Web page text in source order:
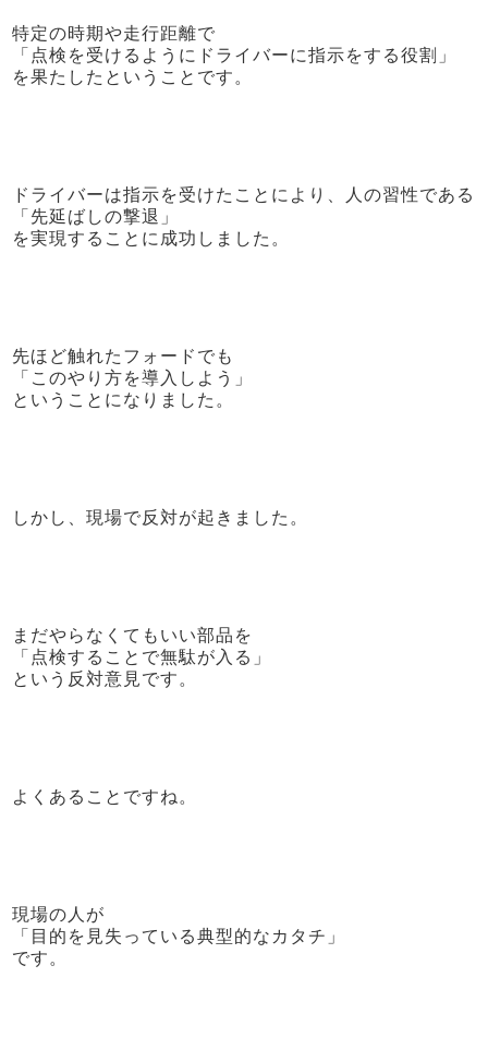
特定の時期や走行距離で
「点検を受けるようにドライバーに指示をする役割」
を果たしたということです。
ドライバーは指示を受けたことにより、人の習性である
「先延ばしの撃退」
を実現することに成功しました。
先ほど触れたフォードでも
「このやり方を導入しよう」
ということになりました。
しかし、現場で反対が起きました。
まだやらなくてもいい部品を
「点検することで無駄が入る」
という反対意見です。
よくあることですね。
現場の人が
「目的を見失っている典型的なカタチ」
です。